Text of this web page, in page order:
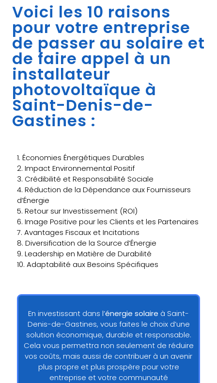
Voici les 10 raisons
pour votre entreprise
de passer au solaire et
de faire appel à un
installateur
photovoltaïque à
Saint-Denis-de-
Gastines :
1. Économies Énergétiques Durables
2. Impact Environnemental Positif
3. Crédibilité et Responsabilité Sociale
4. Réduction de la Dépendance aux Fournisseurs
d’Énergie
5. Retour sur Investissement (ROI)
6. Image Positive pour les Clients et les Partenaires
7. Avantages Fiscaux et Incitations
8. Diversification de la Source d’Énergie
9. Leadership en Matière de Durabilité
10. Adaptabilité aux Besoins Spécifiques
En investissant dans l’énergie solaire à Saint-
Denis-de-Gastines, vous faites le choix d’une
solution économique, durable et responsable.
Cela vous permettra non seulement de réduire
vos coûts, mais aussi de contribuer à un avenir
plus propre et plus prospère pour votre
entreprise et votre communauté